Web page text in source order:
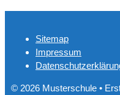
Sitemap
Impressum
© 2026 Musterschule •